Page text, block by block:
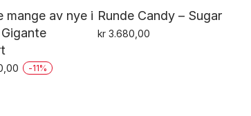
mange av nye i
Nåværende
-11%
Runde Candy – Sugar
kr 3.680,00